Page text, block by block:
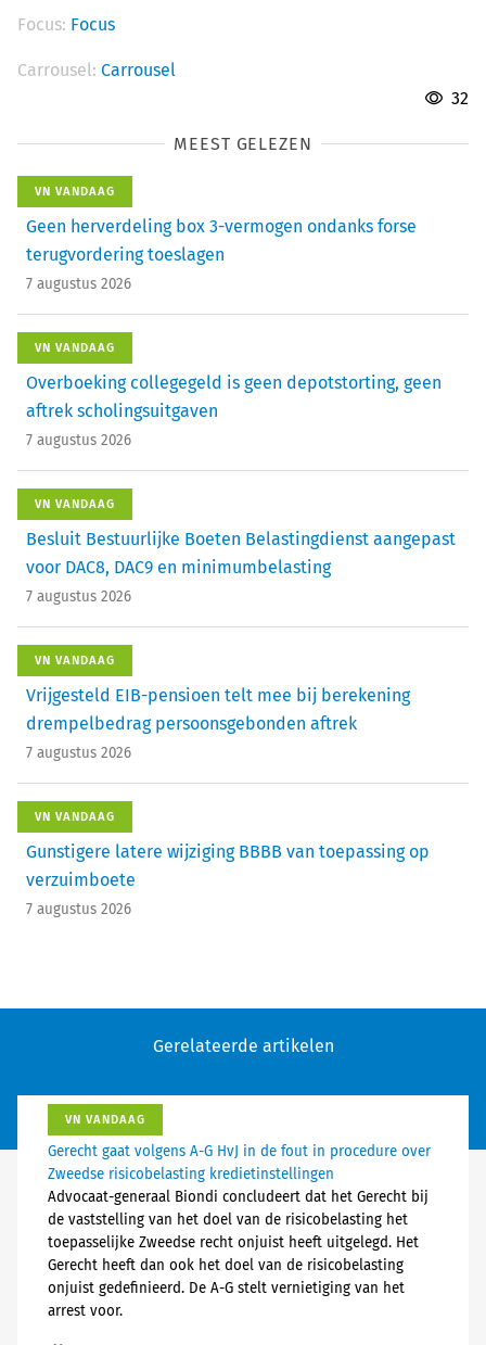
Focus: Focus
Carrousel: Carrousel
32
MEEST GELEZEN
VN VANDAAG
Geen herverdeling box 3-vermogen ondanks forse
terugvordering toeslagen
7 augustus 2026
VN VANDAAG
Overboeking collegegeld is geen depotstorting, geen
aftrek scholingsuitgaven
7 augustus 2026
VN VANDAAG
Besluit Bestuurlijke Boeten Belastingdienst aangepast
voor DAC8, DAC9 en minimumbelasting
7 augustus 2026
VN VANDAAG
Vrijgesteld EIB-pensioen telt mee bij berekening
drempelbedrag persoonsgebonden aftrek
7 augustus 2026
VN VANDAAG
Gunstigere latere wijziging BBBB van toepassing op
verzuimboete
7 augustus 2026
Gerelateerde artikelen
VN VANDAAG
Gerecht gaat volgens A-G HvJ in de fout in procedure over
Zweedse risicobelasting kredietinstellingen
Advocaat-generaal Biondi concludeert dat het Gerecht bij
de vaststelling van het doel van de risicobelasting het
toepasselijke Zweedse recht onjuist heeft uitgelegd. Het
Gerecht heeft dan ook het doel van de risicobelasting
onjuist gedefinieerd. De A-G stelt vernietiging van het
arrest voor.